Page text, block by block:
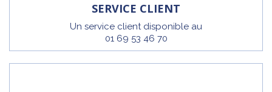
SERVICE CLIENT
Un service client disponible au
01 69 53 46 70